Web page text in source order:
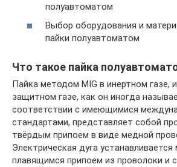
полуавтоматом
Выбор оборудования и
пайки полуавтоматом
Что такое пайка
Пайка методом MIG в инертном газе,
защитном газе, как он иногда
соответствии с имеющимися
стандартами, представляет собой
твёрдым припоем в виде медной
Электрическая дуга
плавящимся припоем из проволоки и